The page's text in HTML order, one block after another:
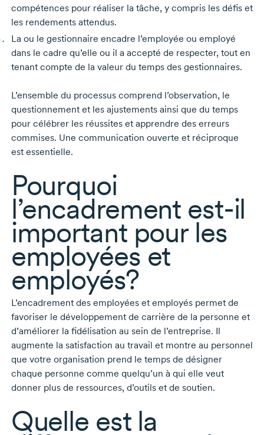
compétences pour réaliser la tâche, y compris les défis et
les rendements attendus.
La ou le gestionnaire encadre l’employée ou employé
dans le cadre qu’elle ou il a accepté de respecter, tout en
tenant compte de la valeur du temps des gestionnaires.
L’ensemble du processus comprend l’observation, le
questionnement et les ajustements ainsi que du temps
pour célébrer les réussites et apprendre des erreurs
commises. Une communication ouverte et réciproque
est essentielle.
Pourquoi
l’encadrement est-il
important pour les
employées et
employés?
L’encadrement des employées et employés permet de
favoriser le développement de carrière de la personne et
d’améliorer la fidélisation au sein de l’entreprise. Il
augmente la satisfaction au travail et montre au personnel
que votre organisation prend le temps de désigner
chaque personne comme quelqu’un à qui elle veut
donner plus de ressources, d’outils et de soutien.
Quelle est la